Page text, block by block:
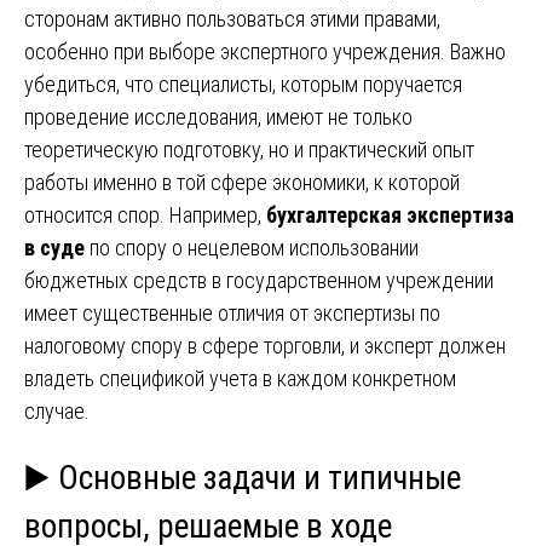
сторонам активно пользоваться этими правами,
особенно при выборе экспертного учреждения. Важно
убедиться, что специалисты, которым поручается
проведение исследования, имеют не только
теоретическую подготовку, но и практический опыт
работы именно в той сфере экономики, к которой
относится спор. Например, бухгалтерская экспертиза
в суде по спору о нецелевом использовании
бюджетных средств в государственном учреждении
имеет существенные отличия от экспертизы по
налоговому спору в сфере торговли, и эксперт должен
владеть спецификой учета в каждом конкретном
случае.
▶️ Основные задачи и типичные
вопросы, решаемые в ходе